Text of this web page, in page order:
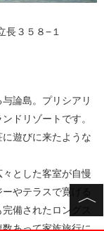
３５８−１
論島。プリシアリ
ドリゾートです。
遊びに来たような
とした客室が自慢
やテラスで寛げる
備されたロングス
あって家族旅行に